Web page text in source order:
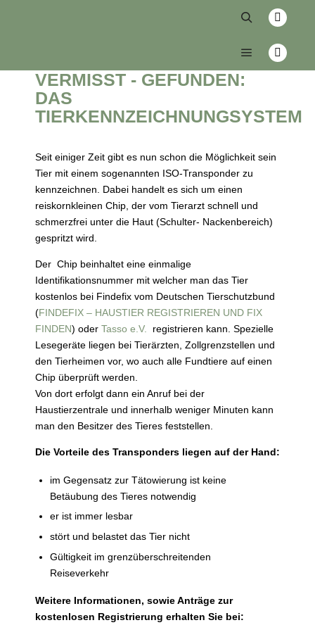
VERMISST - GEFUNDEN: D
AS T
IERKENNZEICHNUNGSYSTEM
Seit einiger Zeit gibt es nun schon die Möglichkeit sein
Tier mit einem sogenannten ISO-Transponder zu
kennzeichnen. Dabei handelt es sich um einen
reiskornkleinen Chip, der vom Tierarzt schnell und
schmerzfrei unter die Haut (Schulter- Nackenbereich)
gespritzt wird.
Der Chip beinhaltet eine einmalige
Identifikationsnummer mit welcher man das Tier
kostenlos bei Findefix vom Deutschen Tierschutzbund
(FINDEFIX – HAUSTIER REGISTRIEREN UND FIX
FINDEN) oder Tasso e.V.
registrieren kann. Spezielle
Lesegeräte liegen bei Tierärzten, Zollgrenzstellen und
den Tierheimen vor, wo auch alle Fundtiere auf einen
Chip überprüft werden.
Von dort erfolgt dann ein Anruf bei der
Haustierzentrale und innerhalb weniger Minuten kann
man den Besitzer des Tieres feststellen.
Die Vorteile des Transponders liegen auf der Hand:
im Gegensatz zur Tätowierung ist keine
Betäubung des Tieres notwendig
er ist immer lesbar
stört und belastet das Tier nicht
Gültigkeit im grenzüberschreitenden
Reiseverkehr
Weitere Informationen, sowie Anträge zur
kostenlosen Registrierung erhalten Sie bei: